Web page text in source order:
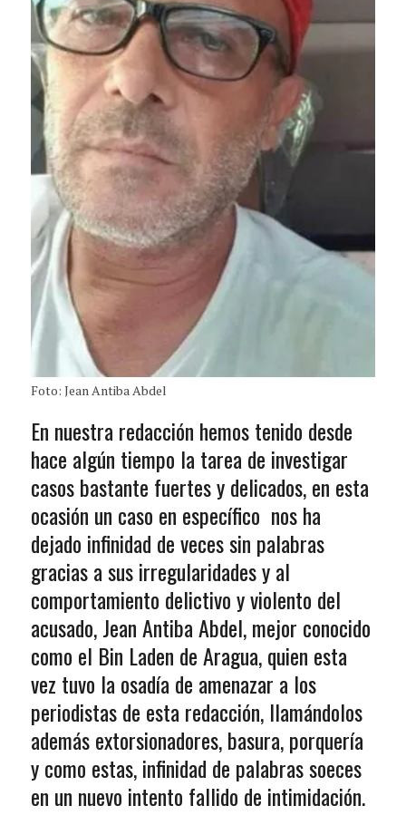
Foto: Jean Antiba Abdel
En nuestra redacción hemos tenido desde
hace algún tiempo la tarea de investigar
casos bastante fuertes y delicados, en esta
ocasión un caso en específico nos ha
dejado infinidad de veces sin palabras
gracias a sus irregularidades y al
comportamiento delictivo y violento del
acusado, Jean Antiba Abdel, mejor conocido
como el Bin Laden de Aragua, quien esta
vez tuvo la osadía de amenazar a los
periodistas de esta redacción, llamándolos
además extorsionadores, basura, porquería
y como estas, infinidad de palabras soeces
en un nuevo intento fallido de intimidación.